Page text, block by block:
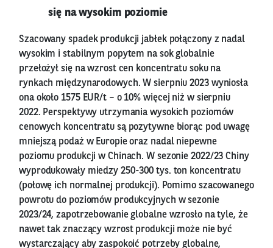
się na wysokim poziomie
Szacowany spadek produkcji jabłek połączony z nadal
wysokim i stabilnym popytem na sok globalnie
przełożył się na wzrost cen koncentratu soku na
rynkach międzynarodowych. W sierpniu 2023 wyniosła
ona około 1575 EUR/t – o 10% więcej niż w sierpniu
2022. Perspektywy utrzymania wysokich poziomów
cenowych koncentratu są pozytywne biorąc pod uwagę
mniejszą podaż w Europie oraz nadal niepewne
poziomu produkcji w Chinach. W sezonie 2022/23 Chiny
wyprodukowały miedzy 250-300 tys. ton koncentratu
(połowę ich normalnej produkcji). Pomimo szacowanego
powrotu do poziomów produkcyjnych w sezonie
2023/24, zapotrzebowanie globalne wzrosło na tyle, że
nawet tak znaczący wzrost produkcji może nie być
wystarczający aby zaspokoić potrzeby globalne,